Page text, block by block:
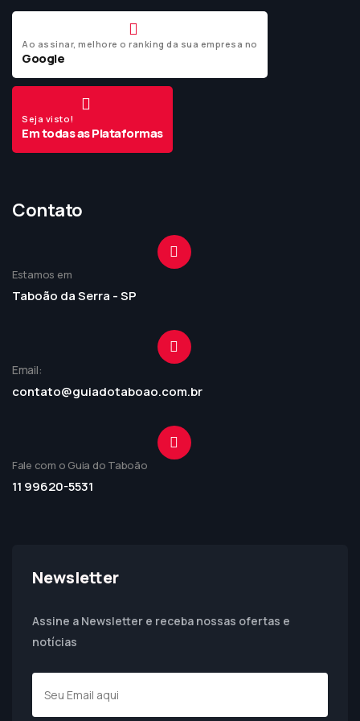
Ao assinar, melhore o ranking da sua empresa no
Google
Seja visto!
Em todas as Plataformas
Contato
Estamos em
Taboão da Serra - SP
Email:
contato@guiadotaboao.com.br
Fale com o Guia do Taboão
11 99620-5531
Newsletter
Assine a Newsletter e receba nossas ofertas e
notícias